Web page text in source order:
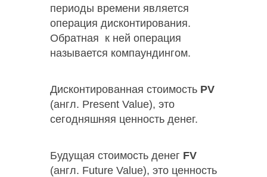
периоды времени является
операция дисконтирования.
Обратная к ней операция
называется компаундингом.
Дисконтированная стоимость PV
(англ. Present Value), это
сегодняшняя ценность денег.
Будущая стоимость денег FV
(англ. Future Value), это ценность